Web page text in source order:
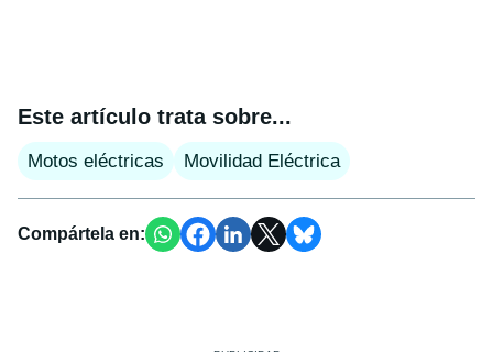
Este artículo trata sobre...
Motos eléctricas Movilidad Eléctrica
Compártela en: